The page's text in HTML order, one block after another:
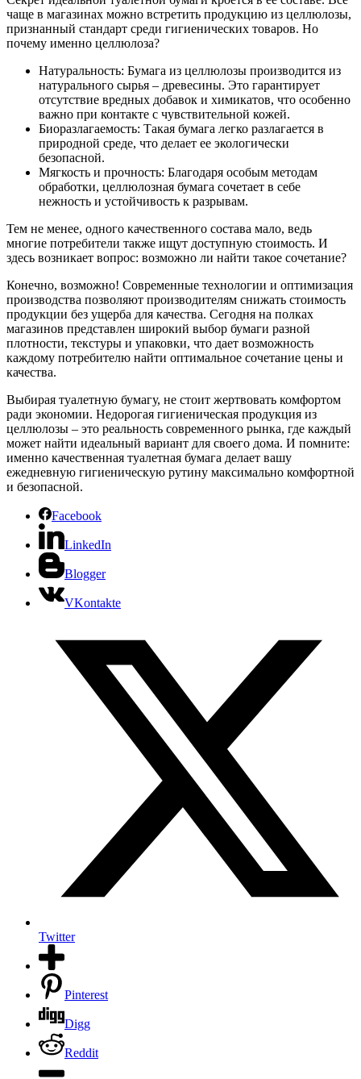
чаще в магазинах можно встретить продукцию из целлюлозы,
признанный стандарт среди гигиенических товаров. Но
почему именно целлюлоза?
Натуральность: Бумага из целлюлозы производится из
натурального сырья – древесины. Это гарантирует
отсутствие вредных добавок и химикатов, что особенно
важно при контакте с чувствительной кожей.
Биоразлагаемость: Такая бумага легко разлагается в
природной среде, что делает ее экологически
безопасной.
Мягкость и прочность: Благодаря особым методам
обработки, целлюлозная бумага сочетает в себе
нежность и устойчивость к разрывам.
Тем не менее, одного качественного состава мало, ведь
многие потребители также ищут доступную стоимость. И
здесь возникает вопрос: возможно ли найти такое сочетание?
Конечно, возможно! Современные технологии и оптимизация
производства позволяют производителям снижать стоимость
продукции без ущерба для качества. Сегодня на полках
магазинов представлен широкий выбор бумаги разной
плотности, текстуры и упаковки, что дает возможность
каждому потребителю найти оптимальное сочетание цены и
качества.
Выбирая туалетную бумагу, не стоит жертвовать комфортом
ради экономии. Недорогая гигиеническая продукция из
целлюлозы – это реальность современного рынка, где каждый
может найти идеальный вариант для своего дома. И помните:
именно качественная туалетная бумага делает вашу
ежедневную гигиеническую рутину максимально комфортной
и безопасной.
Facebook
LinkedIn
Blogger
VKontakte
Twitter
Pinterest
Digg
Reddit